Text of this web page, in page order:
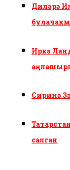
Диләрә
Иркә
Сиринә
салган